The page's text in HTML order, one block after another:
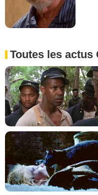
Toutes les actus